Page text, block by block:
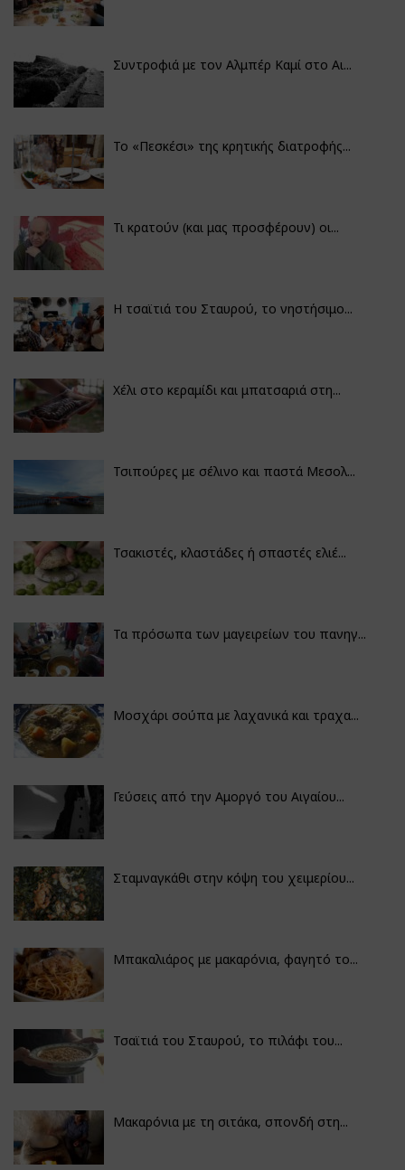
Συντροφιά με τον Αλμπέρ Καμί στο Αι...
Το «Πεσκέσι» της κρητικής διατροφής...
Τι κρατούν (και μας προσφέρουν) οι...
Η τσαϊτιά του Σταυρού, το νηστήσιμο...
Χέλι στο κεραμίδι και μπατσαριά στη...
Τσιπούρες με σέλινο και παστά Μεσολ...
Τσακιστές, κλαστάδες ή σπαστές ελιέ...
Τα πρόσωπα των μαγειρείων του πανηγ...
Μοσχάρι σούπα με λαχανικά και τραχα...
Γεύσεις από την Αμοργό του Αιγαίου...
Σταμναγκάθι στην κόψη του χειμερίου...
Μπακαλιάρος με μακαρόνια, φαγητό το...
Τσαϊτιά του Σταυρού, το πιλάφι του...
Μακαρόνια με τη σιτάκα, σπονδή στη...